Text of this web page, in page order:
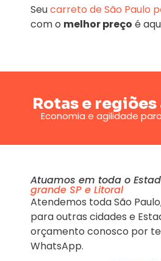
Seucarreto de São Paulo
com o melhor preço é
Rotas e
Economia e agilidade
Atuamos em toda o
grande SP e Litoral
Atendemos toda São
para outras cidades e
orçamento conosco por
WhatsApp.